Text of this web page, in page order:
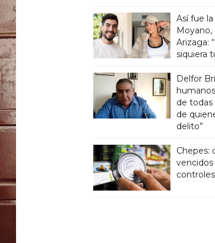
Así fue
Moyano,
Arizaga:
siquiera
Delfor
de todas
de
delito”
Chepes:
vencidos